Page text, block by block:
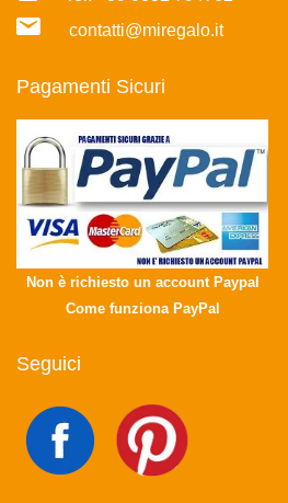
contatti@miregalo.it
Pagamenti Sicuri
Non è richiesto un account Paypal
Come funziona PayPal
Seguici